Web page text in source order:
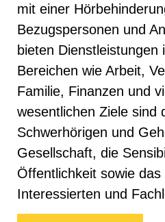
mit einer
Bezugspersonen und
bieten Dienstleistungen
Bereichen wie Arbeit,
Familie, Finanzen und
wesentlichen Ziele sind
Schwerhörigen und
Gesellschaft, die
Öffentlichkeit sowie
Interessierten und